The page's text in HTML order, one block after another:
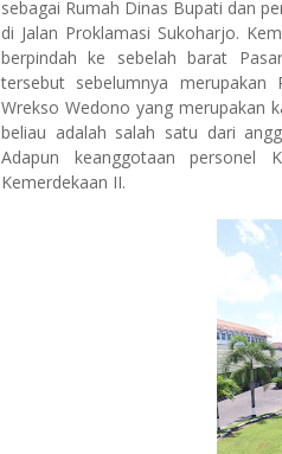
sebagai Rumah Dinas Bupati dan
di Jalan Proklamasi Sukoharjo.
berpindah ke sebelah barat
tersebut sebelumnya
Wrekso Wedono yang merupakan
beliau adalah salah satu dari
Adapun keanggotaan
Kemerdekaan II.